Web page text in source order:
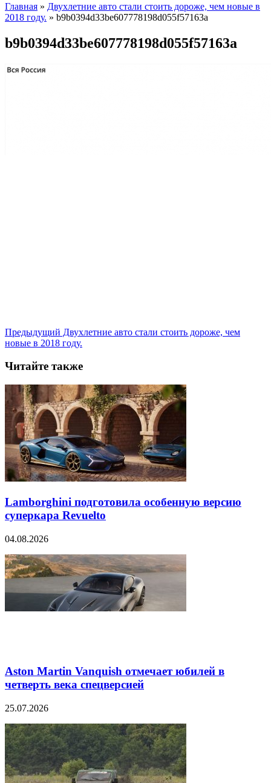
Главная » Двухлетние авто стали стоить дороже, чем новые в
2018 году. » b9b0394d33be607778198d055f57163a
b9b0394d33be607778198d055f57163a
Предыдущий Двухлетние авто стали стоить дороже, чем
новые в 2018 году.
Читайте также
Lamborghini подготовила особенную версию
суперкара Revuelto
04.08.2026
Aston Martin Vanquish отмечает юбилей в
четверть века спецверсией
25.07.2026